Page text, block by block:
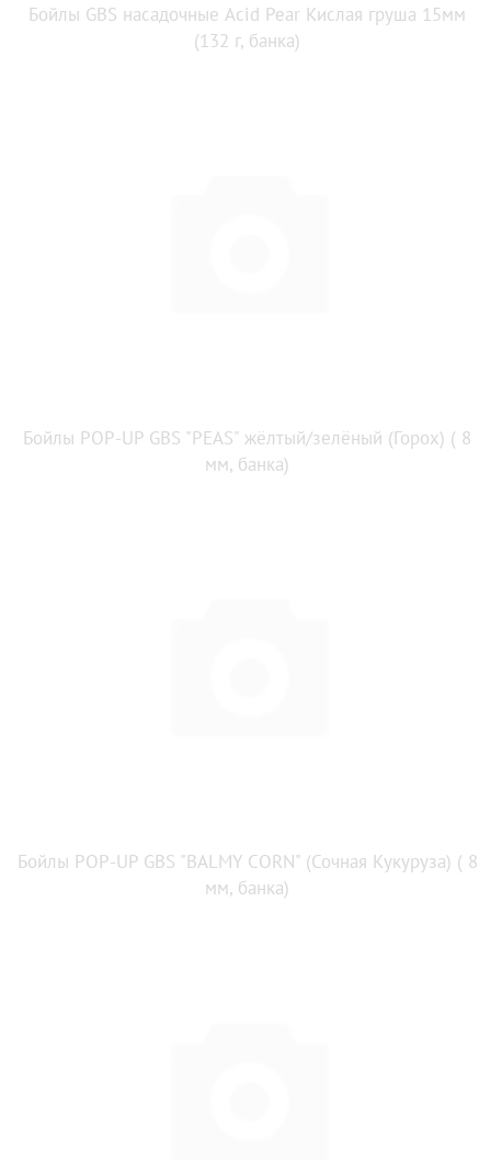
Бойлы GBS насадочные Acid Pear Кислая груша 15мм
(132 г, банка)
Бойлы POP-UP GBS "PEAS" жёлтый/зелёный (Горох) ( 8
мм, банка)
Бойлы POP-UP GBS "BALMY CORN" (Сочная Кукуруза) ( 8
мм, банка)